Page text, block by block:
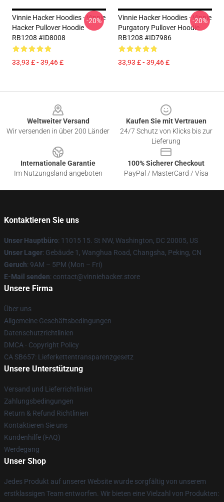
Vinnie Hacker Hoodies - Vinnie
Hacker Pullover Hoodie
RB1208 #ID8008
33,93 £ - 39,46 £
-20%
Vinnie Hacker Hoodies - Vinnie
Purgatory Pullover Hoodie
RB1208 #ID7986
33,93 £ - 39,46 £
-20%
Weltweiter Versand
Wir versenden in über 200 Länder
Kaufen Sie mit Vertrauen
24/7 Schutz von Klicks bis zur
Lieferung
Internationale Garantie
Im Nutzungsland angeboten
100% Sicherer Checkout
PayPal / MasterCard / Visa
Kontaktieren Sie uns
Unser Hauptbüro: 11015 15. St NW, Washington, DC 20005, US
Unser Lager: Gebäude 1, Wanghua Road, Changsha, Peking, CN
Geruch: 9AM – 5PM (Mon – Fri)
E-Mail senden: contact@vinniehacker.store
Unsere Firma
Über uns
Allgemeine Geschäftsbedingungen
Datenschutzrichtlinien
DMCA - Copyright Policy
CA SB657: Lieferkettentransparenzgesetz
Unsere Unterstützung
Versand und Lieferrichtlinien
Zahlungsbedingungen
Return & Refund Richtlinien
Kontaktieren Sie uns
Kundenhilfe (FAQ)
Werdegang
Unser Shop
Jedes Produkt auf unserer Website wurde sorgfältig von unserem
erstklassigen Team entworfen. Wir bieten eine Vielzahl von Produkten: